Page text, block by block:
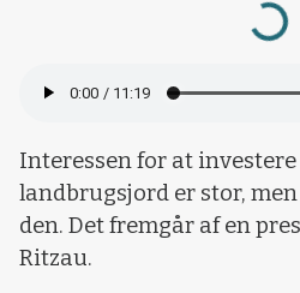
Loading...
Interessen for at
landbrugsjord er stor,
den. Det fremgår af en
Ritzau.